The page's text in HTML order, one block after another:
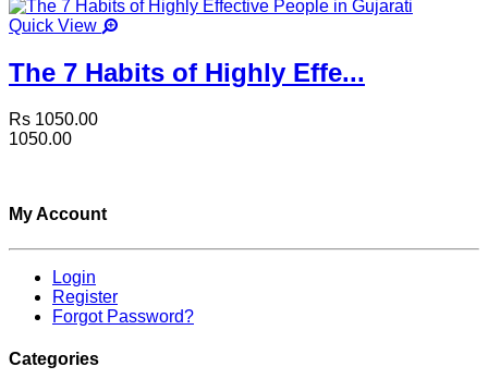
Quick View
The 7 Habits of Highly Effe...
Rs 1050.00
1050.00
My Account
Login
Register
Forgot Password?
Categories